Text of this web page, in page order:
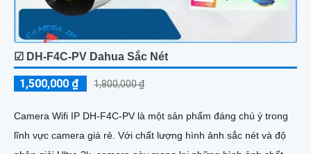
☑ DH-F4C-PV Dahua Sắc Nét
1,500,000 ₫ 1,800,000 ₫
Camera Wifi IP DH-F4C-PV là một sản phẩm đáng chú ý trong
lĩnh vực camera giá rẻ. Với chất lượng hình ảnh sắc nét và độ